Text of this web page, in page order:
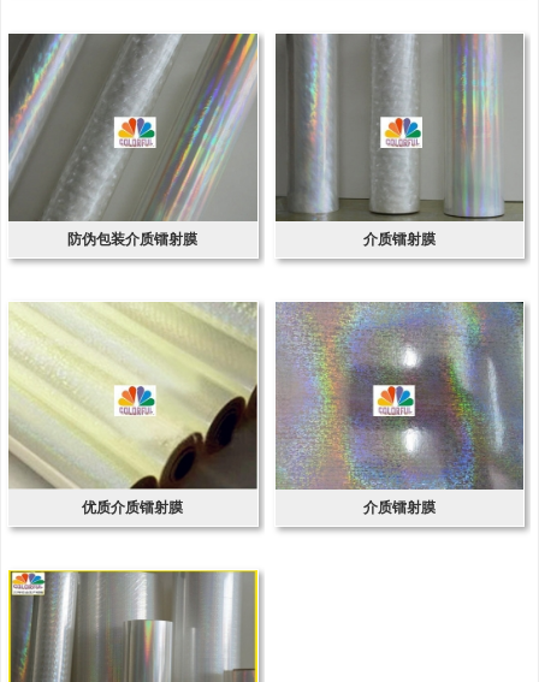
防伪包装介质镭射膜 介质镭射膜
优质介质镭射膜 介质镭射膜